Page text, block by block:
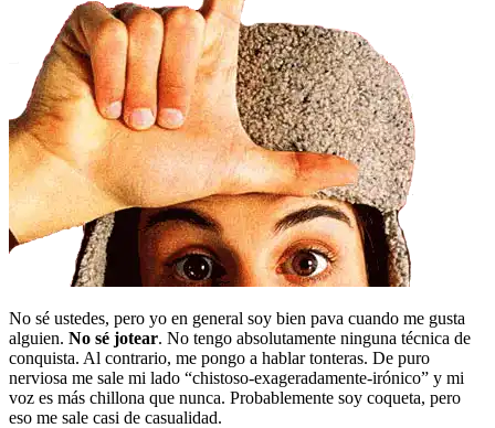
No sé ustedes, pero yo en general soy bien pava cuando me gusta
alguien. No sé jotear. No tengo absolutamente ninguna técnica de
conquista. Al contrario, me pongo a hablar tonteras. De puro
nerviosa me sale mi lado “chistoso-exageradamente-irónico” y mi
voz es más chillona que nunca. Probablemente soy coqueta, pero
eso me sale casi de casualidad.